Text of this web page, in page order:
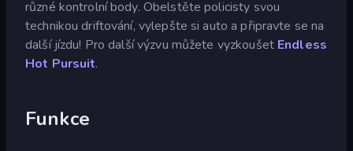
různé kontrolní body. Obelstěte policisty svou
technikou driftování, vylepšte si auto a připravte se na
další jízdu! Pro další výzvu můžete vyzkoušet Endless
Hot Pursuit.
Funkce